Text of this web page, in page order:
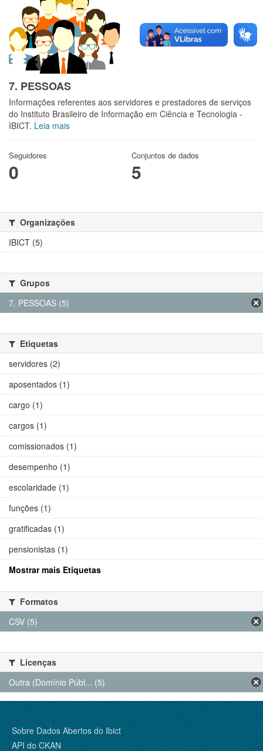
7. PESSOAS
Informações referentes aos servidores e prestadores de serviços
do Instituto Brasileiro de Informação em Ciência e Tecnologia -
IBICT. Leia mais
Seguidores
0
Conjuntos de dados
5
Organizações
IBICT (5)
Grupos
7. PESSOAS (5)
Etiquetas
servidores (2)
aposentados (1)
cargo (1)
cargos (1)
comissionados (1)
desempenho (1)
escolaridade (1)
funções (1)
gratificadas (1)
pensionistas (1)
Mostrar mais Etiquetas
Formatos
CSV (5)
Licenças
Outra (Domínio Públ... (5)
Sobre Dados Abertos do Ibict
API do CKAN